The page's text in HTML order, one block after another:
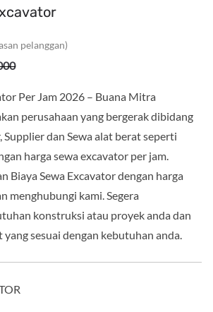
pelanggan)
Per Jam 2026 – Buana Mitra
perusahaan yang bergerak dibidang
dan Sewa alat berat seperti
harga sewa excavator per jam.
Biaya Sewa Excavator dengan harga
menghubungi kami. Segera
konstruksi atau proyek anda dan
sesuai dengan kebutuhan anda.